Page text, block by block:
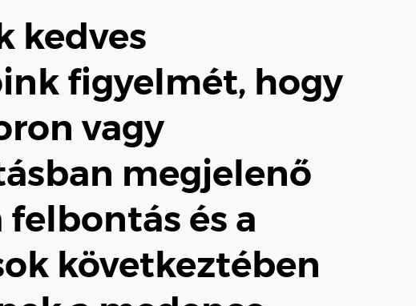
kedves
figyelmét, hogy
vagy
megjelenő
felbontás és a
következtében